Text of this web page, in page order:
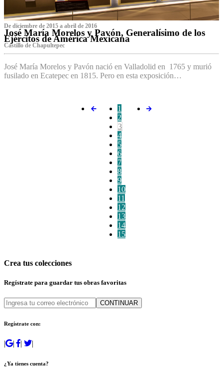
De diciembre de 2015 a abril de 2016
José María Morelos y Pavón, Generalísimo de los
Ejércitos de América Mexicana
C‌astillo de Chapultepec
José María Morelos y Pavón nació en Valladolid en 1765 y murió
fusilado en Ecatepec en 1815. Pero en esta exposición…
1
2
3
4
5
6
7
8
9
10
11
12
13
14
15
Crea tus colecciones
Regístrate para guardar tus obras favoritas
CONTINUAR
Regístrate con:
| | | |
¿Ya tienes cuenta?